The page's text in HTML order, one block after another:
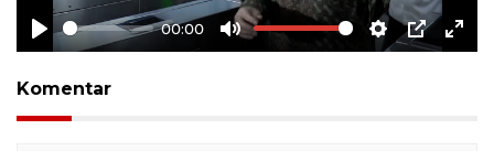
Play
00:00
Mute Settings
PIP
Komentar